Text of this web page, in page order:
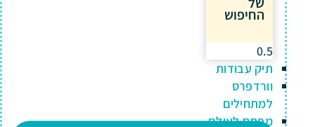
החיפוש
תיק עבודות
וורדפרס
למתחילים
מפתח לעולם